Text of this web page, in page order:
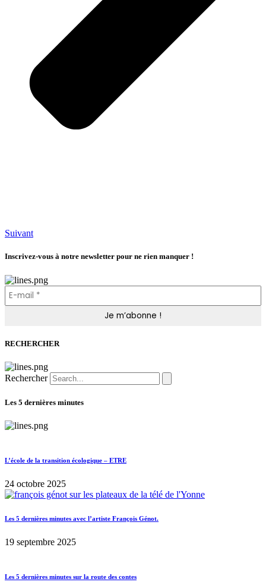
Suivant
Inscrivez-vous à notre newsletter pour ne rien manquer !
RECHERCHER
Rechercher
Les 5 dernières minutes
L’école de la transition écologique – ETRE
24 octobre 2025
Les 5 dernières minutes avec l’artiste François Génot.
19 septembre 2025
Les 5 dernières minutes sur la route des contes